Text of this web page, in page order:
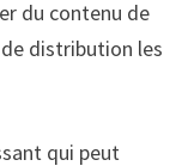
du contenu de
distribution les
qui peut